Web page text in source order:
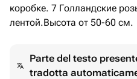
коробке. 7 Голландские
лентой.Высота от 50-60 см.
Parte del testo
tradotta